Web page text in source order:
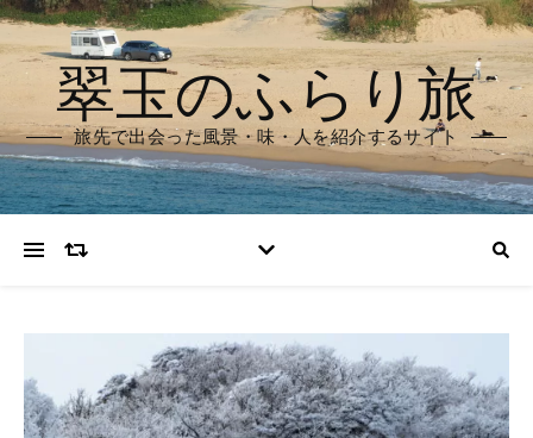
翠玉のふらり旅
旅先で出会った風景・味・人を紹介するサイト